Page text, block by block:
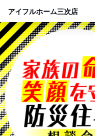
アイフルホーム三次店